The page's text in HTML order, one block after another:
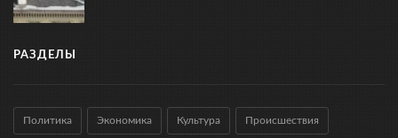
РАЗДЕЛЫ
Политика Экономика Культура Происшествия